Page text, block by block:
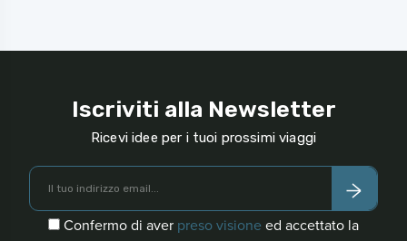
Iscriviti alla Newsletter
Ricevi idee per i tuoi prossimi viaggi
Confermo di aver preso visione ed accettato la